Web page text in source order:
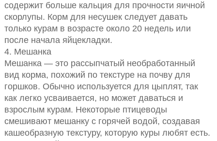
содержит больше кальция для прочности яичной
скорлупы. Корм для несушек следует давать
только курам в возрасте около 20 недель или
после начала яйцекладки.
4. Мешанка
Мешанка — это рассыпчатый необработанный
вид корма, похожий по текстуре на почву для
горшков. Обычно используется для цыплят, так
как легко усваивается, но может даваться и
взрослым курам. Некоторые птицеводы
смешивают мешанку с горячей водой, создавая
кашеобразную текстуру, которую куры любят есть.